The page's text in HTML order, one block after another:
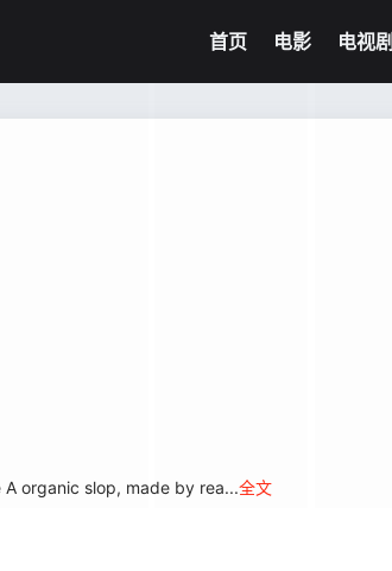
首页 电影 电视剧
organic slop, made by rea...全文